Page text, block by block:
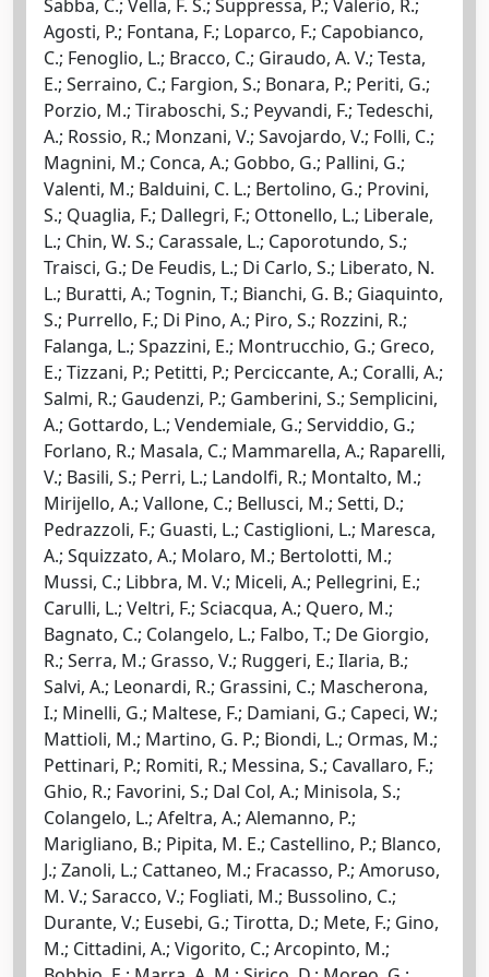
Sabba, C.; Vella, F. S.; Suppressa, P.; Valerio, R.;
Agosti, P.; Fontana, F.; Loparco, F.; Capobianco,
C.; Fenoglio, L.; Bracco, C.; Giraudo, A. V.; Testa,
E.; Serraino, C.; Fargion, S.; Bonara, P.; Periti, G.;
Porzio, M.; Tiraboschi, S.; Peyvandi, F.; Tedeschi,
A.; Rossio, R.; Monzani, V.; Savojardo, V.; Folli, C.;
Magnini, M.; Conca, A.; Gobbo, G.; Pallini, G.;
Valenti, M.; Balduini, C. L.; Bertolino, G.; Provini,
S.; Quaglia, F.; Dallegri, F.; Ottonello, L.; Liberale,
L.; Chin, W. S.; Carassale, L.; Caporotundo, S.;
Traisci, G.; De Feudis, L.; Di Carlo, S.; Liberato, N.
L.; Buratti, A.; Tognin, T.; Bianchi, G. B.; Giaquinto,
S.; Purrello, F.; Di Pino, A.; Piro, S.; Rozzini, R.;
Falanga, L.; Spazzini, E.; Montrucchio, G.; Greco,
E.; Tizzani, P.; Petitti, P.; Perciccante, A.; Coralli, A.;
Salmi, R.; Gaudenzi, P.; Gamberini, S.; Semplicini,
A.; Gottardo, L.; Vendemiale, G.; Serviddio, G.;
Forlano, R.; Masala, C.; Mammarella, A.; Raparelli,
V.; Basili, S.; Perri, L.; Landolfi, R.; Montalto, M.;
Mirijello, A.; Vallone, C.; Bellusci, M.; Setti, D.;
Pedrazzoli, F.; Guasti, L.; Castiglioni, L.; Maresca,
A.; Squizzato, A.; Molaro, M.; Bertolotti, M.;
Mussi, C.; Libbra, M. V.; Miceli, A.; Pellegrini, E.;
Carulli, L.; Veltri, F.; Sciacqua, A.; Quero, M.;
Bagnato, C.; Colangelo, L.; Falbo, T.; De Giorgio,
R.; Serra, M.; Grasso, V.; Ruggeri, E.; Ilaria, B.;
Salvi, A.; Leonardi, R.; Grassini, C.; Mascherona,
I.; Minelli, G.; Maltese, F.; Damiani, G.; Capeci, W.;
Mattioli, M.; Martino, G. P.; Biondi, L.; Ormas, M.;
Pettinari, P.; Romiti, R.; Messina, S.; Cavallaro, F.;
Ghio, R.; Favorini, S.; Dal Col, A.; Minisola, S.;
Colangelo, L.; Afeltra, A.; Alemanno, P.;
Marigliano, B.; Pipita, M. E.; Castellino, P.; Blanco,
J.; Zanoli, L.; Cattaneo, M.; Fracasso, P.; Amoruso,
M. V.; Saracco, V.; Fogliati, M.; Bussolino, C.;
Durante, V.; Eusebi, G.; Tirotta, D.; Mete, F.; Gino,
M.; Cittadini, A.; Vigorito, C.; Arcopinto, M.;